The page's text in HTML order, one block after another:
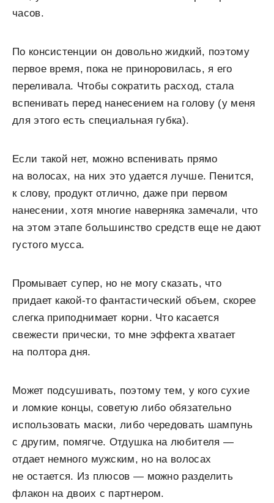
часов.
По консистенции он довольно жидкий, поэтому
первое время, пока не приноровилась, я его
переливала. Чтобы сократить расход, стала
вспенивать перед нанесением на голову (у меня
для этого есть специальная губка).
Если такой нет, можно вспенивать прямо
на волосах, на них это удается лучше. Пенится,
к слову, продукт отлично, даже при первом
нанесении, хотя многие наверняка замечали, что
на этом этапе большинство средств еще не дают
густого мусса.
Промывает супер, но не могу сказать, что
придает какой-то фантастический объем, скорее
слегка приподнимает корни. Что касается
свежести прически, то мне эффекта хватает
на полтора дня.
Может подсушивать, поэтому тем, у кого сухие
и ломкие концы, советую либо обязательно
использовать маски, либо чередовать шампунь
с другим, помягче. Отдушка на любителя —
отдает немного мужским, но на волосах
не остается. Из плюсов — можно разделить
флакон на двоих с партнером.